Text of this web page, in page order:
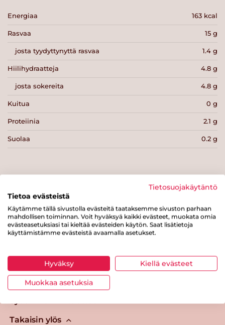
Energiaa 163 kcal
Rasvaa 15 g
josta tyydyttynyttä rasvaa 1.4 g
Hiilihydraatteja 4.8 g
josta sokereita 4.8 g
Kuitua 0 g
Proteiinia 2.1 g
Suolaa 0.2 g
Tulosta sivu
Tästä merkistä tunnistat
Takaisin ylös
Tietosuojakäytäntö
Tietoa evästeistä
Käytämme tällä sivustolla evästeitä taataksemme sivuston parhaan
mahdollisen toiminnan. Voit hyväksyä kaikki evästeet, muokata omia
evästeasetuksiasi tai kieltää evästeiden käytön. Saat lisätietoja
käyttämistämme evästeistä avaamalla asetukset.
Hyväksy Kiellä evästeet
Muokkaa asetuksia